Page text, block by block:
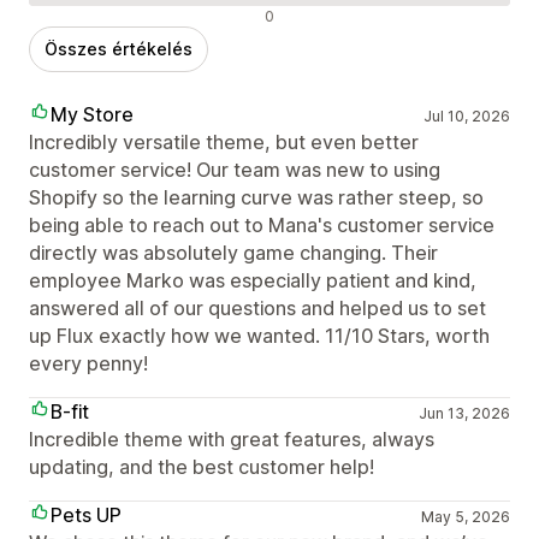
Negatív értékelések 0
Összes értékelés
My Store Jul 10, 2026
Incredibly versatile theme, but even better
customer service! Our team was new to using
Shopify so the learning curve was rather steep, so
being able to reach out to Mana's customer service
directly was absolutely game changing. Their
employee Marko was especially patient and kind,
answered all of our questions and helped us to set
up Flux exactly how we wanted. 11/10 Stars, worth
every penny!
B-fit
Jun 13, 2026
Incredible theme with great features, always
updating, and the best customer help!
Pets UP
May 5, 2026